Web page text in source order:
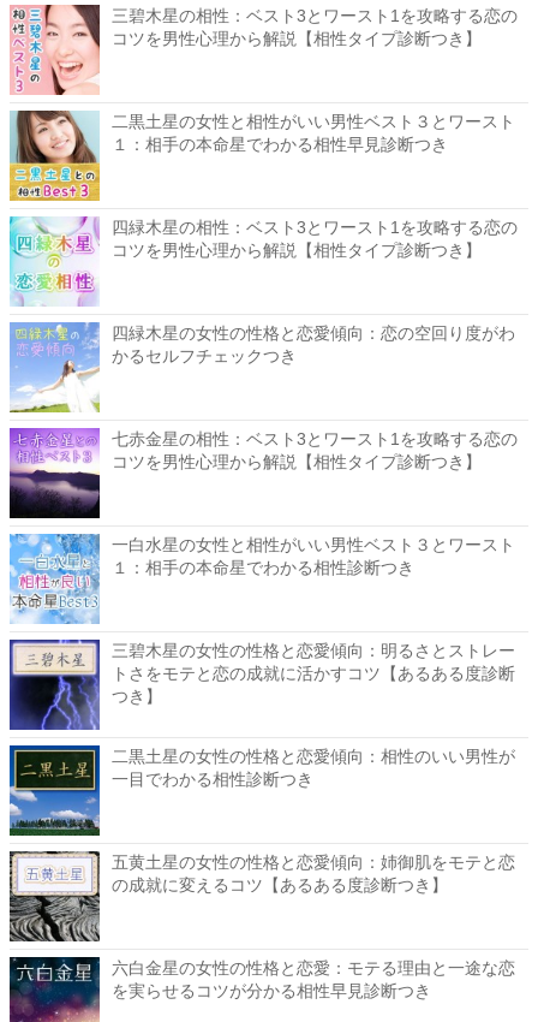
三碧木星の相性：ベスト3とワースト1を攻略する恋の
コツを男性心理から解説【相性タイプ診断つき】
二黒土星の女性と相性がいい男性ベスト３とワースト
１：相手の本命星でわかる相性早見診断つき
四緑木星の相性：ベスト3とワースト1を攻略する恋の
コツを男性心理から解説【相性タイプ診断つき】
四緑木星の女性の性格と恋愛傾向：恋の空回り度がわ
かるセルフチェックつき
七赤金星の相性：ベスト3とワースト1を攻略する恋の
コツを男性心理から解説【相性タイプ診断つき】
一白水星の女性と相性がいい男性ベスト３とワースト
１：相手の本命星でわかる相性診断つき
三碧木星の女性の性格と恋愛傾向：明るさとストレー
トさをモテと恋の成就に活かすコツ【あるある度診断
つき】
二黒土星の女性の性格と恋愛傾向：相性のいい男性が
一目でわかる相性診断つき
五黄土星の女性の性格と恋愛傾向：姉御肌をモテと恋
の成就に変えるコツ【あるある度診断つき】
六白金星の女性の性格と恋愛：モテる理由と一途な恋
を実らせるコツが分かる相性早見診断つき